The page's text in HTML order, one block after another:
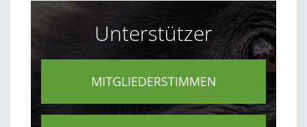
Unterstützer
MITGLIEDERSTIMMEN